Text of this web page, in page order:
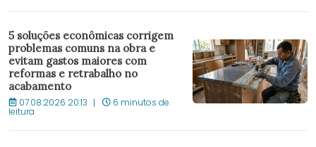
5 soluções econômicas corrigem
problemas comuns na obra e
evitam gastos maiores com
reformas e retrabalho no
acabamento
07.08.2026 20:13 6 minutos de
leitura